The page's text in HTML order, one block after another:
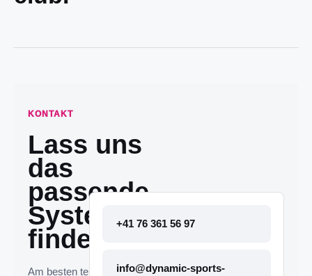
KONTAKT
Lass uns
das
passende
System
finden.
Am besten telefonisch
+41 76 361 56 97
info@dynamic-sports-